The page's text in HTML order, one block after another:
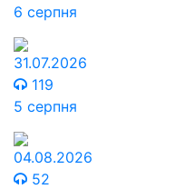
6 серпня
31.07.2026
119
5 серпня
04.08.2026
52